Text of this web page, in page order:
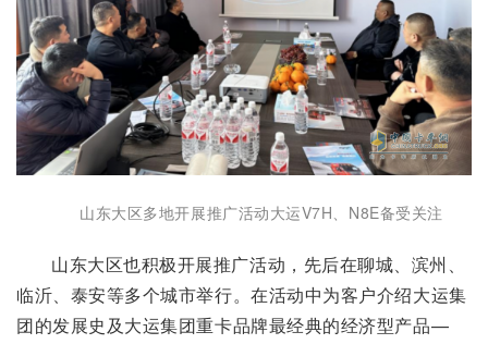
山东大区多地开展推广活动大运V7H、N8E备受关注
山东大区也积极开展推广活动，先后在聊城、滨州、
临沂、泰安等多个城市举行。在活动中为客户介绍大运集
团的发展史及大运集团重卡品牌最经典的经济型产品—